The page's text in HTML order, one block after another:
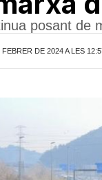
posant de
FEBRER DE 2024 A LES